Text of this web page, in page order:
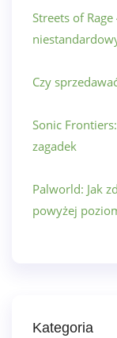
Streets of
Czy
Sonic
zagadek
Palworld: Jak
powyżej
Kategoria